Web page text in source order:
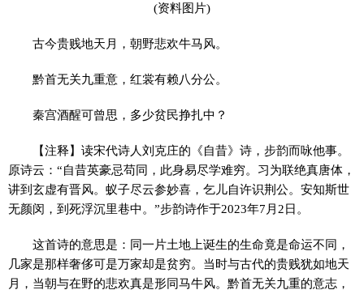
(资料图片)
古今贵贱地天月，朝野悲欢牛马风。
黔首无关九重意，红裳有赖八分公。
秦宫酒醒可曾思，多少贫民挣扎中？
【注释】读宋代诗人刘克庄的《自昔》诗，步韵而咏他事。
原诗云：“自昔英豪忌苟同，此身易尽学难穷。习为联绝真唐体，
讲到玄虚有晋风。蚁子尽云参妙喜，乞儿自许识荆公。安知斯世
无颜闵，到死浮沉里巷中。”步韵诗作于2023年7月2日。
这首诗的意思是：同一片土地上诞生的生命竟是命运不同，
几家是那样奢侈可是万家却是贫穷。当时与古代的贵贱犹如地天
月，当朝与在野的悲欢真是形同马牛风。黔首无关九重的意志，